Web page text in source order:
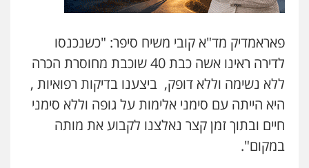
פאראמדיק מד"א קובי משיח סיפר: "כשנכנסו
לדירה ראינו אשה כבת 40 שוכבת מחוסרת הכרה
ללא נשימה וללא דופק, ביצענו בדיקות רפואיות ,
היא הייתה עם סימני אלימות על גופה וללא סימני
חיים ובתוך זמן קצר נאלצנו לקבוע את מותה
במקום".